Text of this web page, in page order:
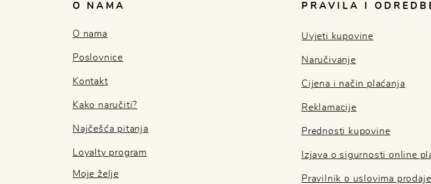
O NAMA
O nama
Poslovnice
Kontakt
Kako naručiti?
Najčešća pitanja
Loyalty program
Moje želje
PRAVILA I
Uvjeti kupovine
Naručivanje
Cijena i način plaćanja
Reklamacije
Prednosti kupovine
Izjava o sigurnosti online
Pravilnik o uslovima prodaje